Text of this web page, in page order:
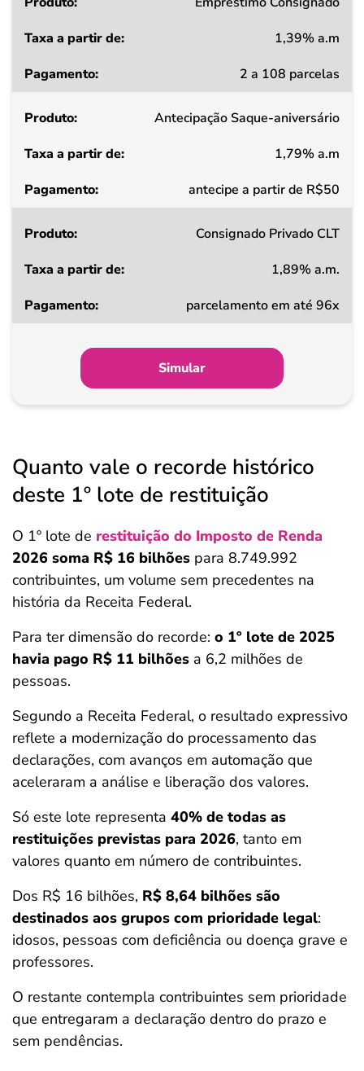
a
de
Pagamento
1,39% a.m
2 a 108 parcelas
Antecipação Saque-aniversário
1,79% a.m
antecipe a partir de R$50
Consignado Privado CLT
1,89% a.m.
parcelamento em até 96x
Simular
Quanto vale o recorde histórico
deste 1º lote de restituição
O 1º lote de restituição do Imposto de Renda
2026 soma R$ 16 bilhões para 8.749.992
contribuintes, um volume sem precedentes na
história da Receita Federal.
Para ter dimensão do recorde: o 1º lote de 2025
havia pago R$ 11 bilhões a 6,2 milhões de
pessoas.
Segundo a Receita Federal, o resultado expressivo
reflete a modernização do processamento das
declarações, com avanços em automação que
aceleraram a análise e liberação dos valores.
Só este lote representa 40% de todas as
restituições previstas para 2026, tanto em
valores quanto em número de contribuintes.
Dos R$ 16 bilhões, R$ 8,64 bilhões são
destinados aos grupos com prioridade legal:
idosos, pessoas com deficiência ou doença grave e
professores.
O restante contempla contribuintes sem prioridade
que entregaram a declaração dentro do prazo e
sem pendências.